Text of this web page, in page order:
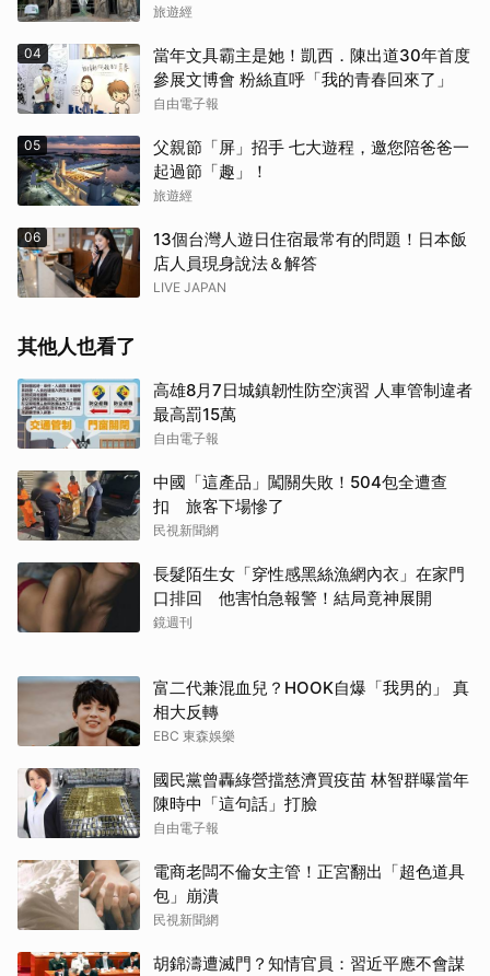
旅遊經
04
當年文具霸主是她！凱西．陳出道30年首度
參展文博會 粉絲直呼「我的青春回來了」
自由電子報
05
父親節「屏」招手 七大遊程，邀您陪爸爸一
起過節「趣」！
旅遊經
06
13個台灣人遊日住宿最常有的問題！日本飯
店人員現身說法＆解答
LIVE JAPAN
其他人也看了
高雄8月7日城鎮韌性防空演習 人車管制違者
最高罰15萬
自由電子報
中國「這產品」闖關失敗！504包全遭查
扣 旅客下場慘了
民視新聞網
長髮陌生女「穿性感黑絲漁網內衣」在家門
口排回 他害怕急報警！結局竟神展開
鏡週刊
富二代兼混血兒？HOOK自爆「我男的」 真
相大反轉
EBC 東森娛樂
國民黨曾轟綠營擋慈濟買疫苗 林智群曝當年
陳時中「這句話」打臉
自由電子報
電商老闆不倫女主管！正宮翻出「超色道具
包」崩潰
民視新聞網
胡錦濤遭滅門？知情官員：習近平應不會謀